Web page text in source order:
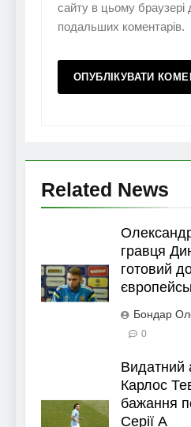
сайту в цьому браузері
подальших коментарів.
Related News
гравця
готовий
Бондар
0
Видатний
Карлос
бажання
Серії А